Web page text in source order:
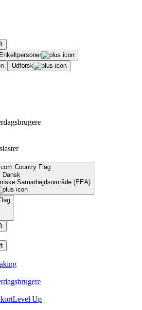
Enkeltpersoner
Udforsk
Dansk
Samarbejdsområde (EEA)
Level Up